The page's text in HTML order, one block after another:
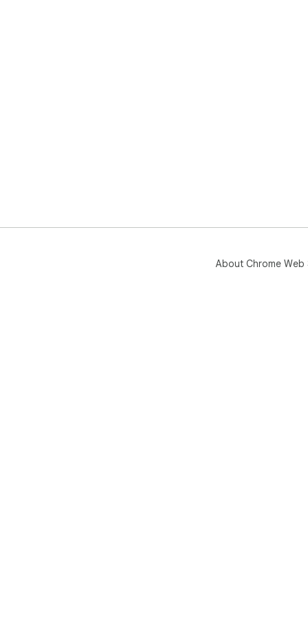
About Chrome Web